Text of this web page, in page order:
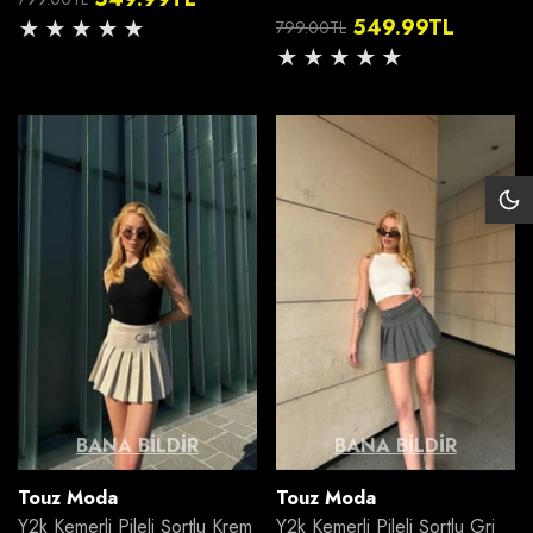
Normal İndirimli
Normal
799.00TL
İndirimli
549.99TL
BANA BILDIR
Satıcı:
Touz Moda
Y2k Kemerli Pileli Şortlu Krem
BANA BILDIR
Satıcı:
Touz Moda
Y2k Kemerli Pileli Şortlu Gri